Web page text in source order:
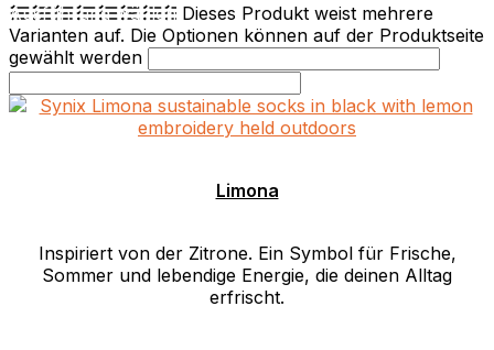
Ausführung wählen Dieses Produkt weist mehrere
Varianten auf. Die Optionen können auf der Produktseite
gewählt werden
Limona
Inspiriert von der Zitrone. Ein Symbol für Frische,
Sommer und lebendige Energie, die deinen Alltag
erfrischt.